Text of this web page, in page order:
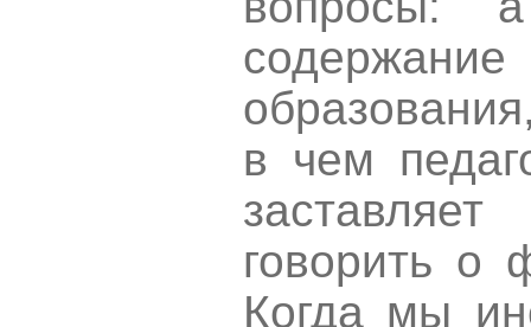
в чем
говорить о
Когда мы